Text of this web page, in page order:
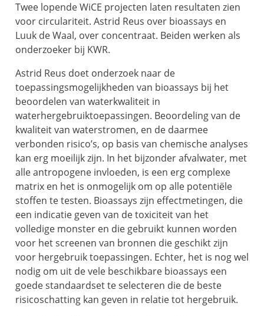
Twee lopende WiCE projecten laten resultaten zien
voor circulariteit. Astrid Reus over bioassays en
Luuk de Waal, over concentraat. Beiden werken als
onderzoeker bij KWR.
Astrid Reus doet onderzoek naar de
toepassingsmogelijkheden van bioassays bij het
beoordelen van waterkwaliteit in
waterhergebruiktoepassingen. Beoordeling van de
kwaliteit van waterstromen, en de daarmee
verbonden risico’s, op basis van chemische analyses
kan erg moeilijk zijn. In het bijzonder afvalwater, met
alle antropogene invloeden, is een erg complexe
matrix en het is onmogelijk om op alle potentiële
stoffen te testen. Bioassays zijn effectmetingen, die
een indicatie geven van de toxiciteit van het
volledige monster en die gebruikt kunnen worden
voor het screenen van bronnen die geschikt zijn
voor hergebruik toepassingen. Echter, het is nog wel
nodig om uit de vele beschikbare bioassays een
goede standaardset te selecteren die de beste
risicoschatting kan geven in relatie tot hergebruik.